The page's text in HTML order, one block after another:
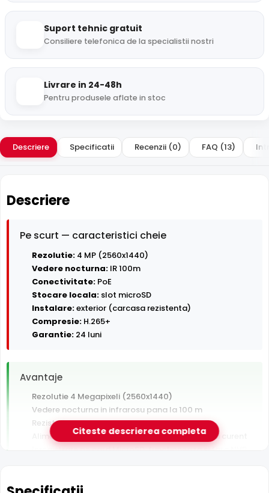
Suport tehnic gratuit
Consiliere telefonica de la specialistii nostri
Livrare in 24-48h
Pentru produsele aflate in stoc
Descriere Specificatii Recenzii (0) FAQ (13)
Descriere
Pe scurt — caracteristici cheie
Rezolutie: 4 MP (2560x1440)
Vedere nocturna: IR 100m
Conectivitate: PoE
Stocare locala: slot microSD
Instalare:exterior (carcasa rezistenta)
Compresie: H.265+
Garantie: 24 luni
Avantaje
Rezolutie 4 Megapixeli (2560x1440)
Vedere nocturna in infrarosu pana la 100 m
Rezistenta la exterior — ploaie, praf si inghet
Alimentare PoE — un singur cablu pentru date si curent
Inregistrare pe card MicroSD, functioneaza si fara NVR
Citeste descrierea completa